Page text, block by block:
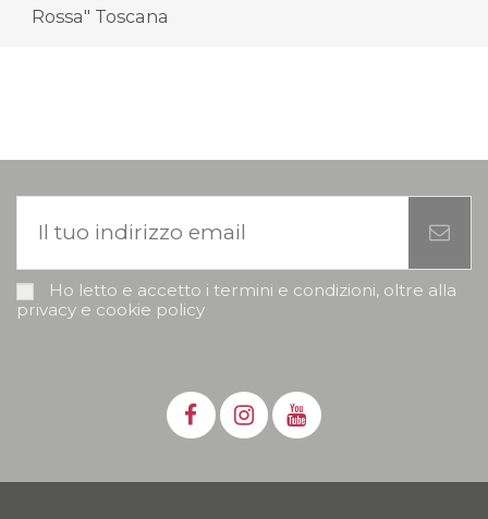
Rossa" Toscana
Ho letto e accetto i termini e condizioni, oltre alla
privacy e cookie policy